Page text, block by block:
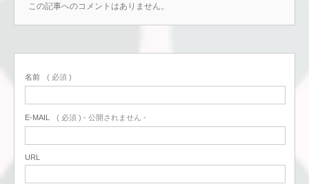
この記事へのコメントはありません。
名前 ( 必須 )
E-MAIL ( 必須 ) - 公開されません -
URL